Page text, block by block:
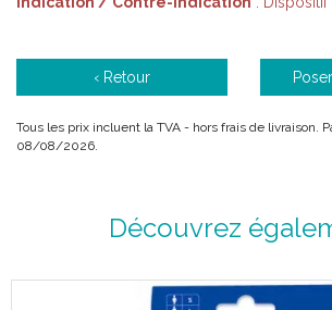
‹ Retour
Tous les prix incluent la TVA - hors frais de livraison.
08/08/2026.
Découvrez